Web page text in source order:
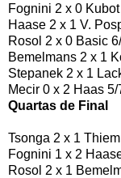
Fognini 2 x 0
Haase 2 x 1 V.
Rosol 2 x 0 Basic
Bemelmans 2 x 1
Stepanek 2 x 1
Mecir 0 x 2 Haas 5/
Quartas de Final
Tsonga 2 x 1
Fognini 1 x 2
Rosol 2 x 1